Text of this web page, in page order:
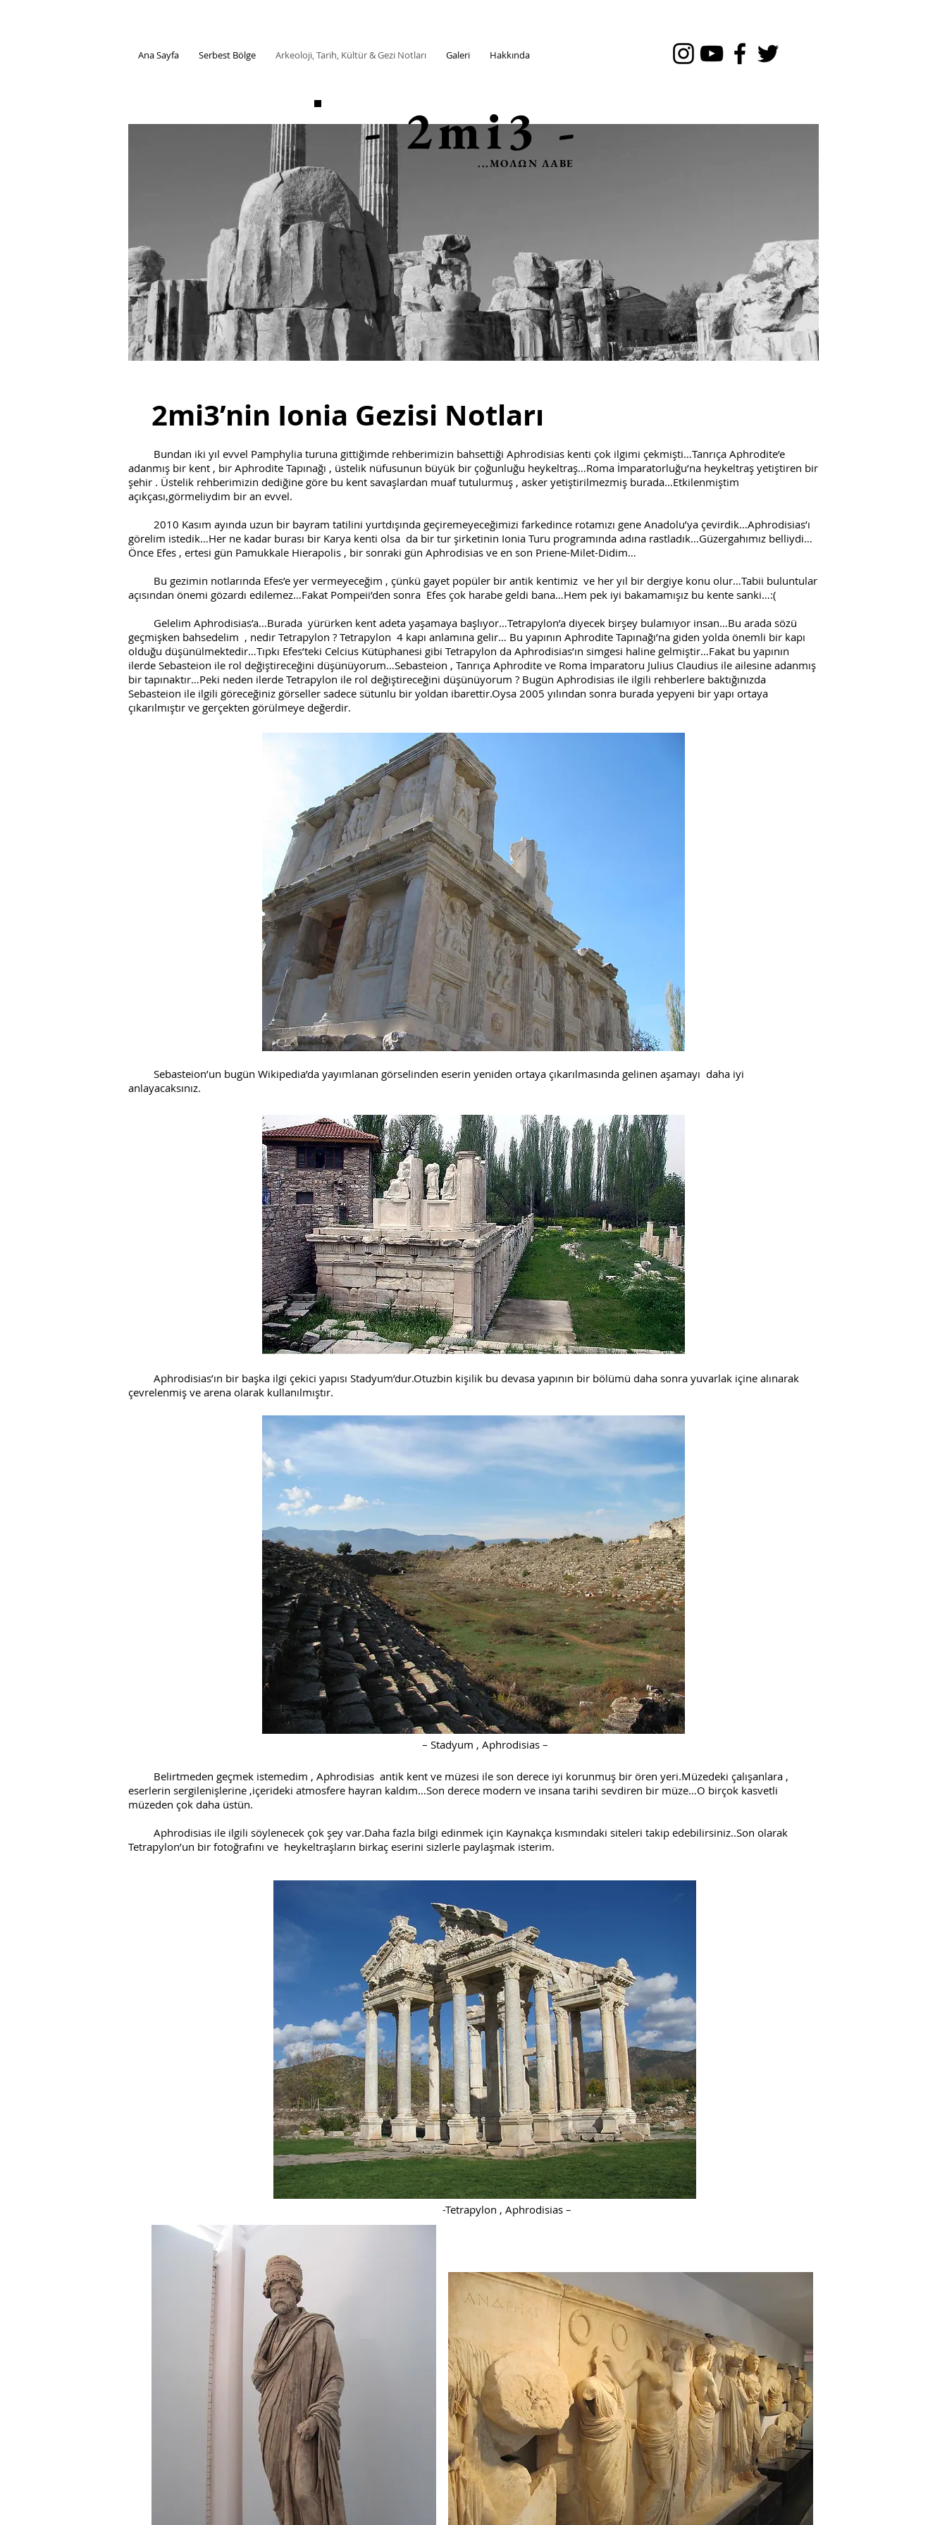
Ana Sayfa Serbest Bölge Arkeoloji, Tarih, Kültür & Gezi Notları Galeri Hakkında
- 2mi3 -
...ΜOΛΩΝ ΛΑΒΕ
2mi3’nin Ionia Gezisi Notları
Bundan iki yıl evvel Pamphylia turuna gittiğimde rehberimizin bahsettiği Aphrodisias kenti çok ilgimi çekmişti…Tanrıça Aphrodite’e
adanmış bir kent , bir Aphrodite Tapınağı , üstelik nüfusunun büyük bir çoğunluğu heykeltraş…Roma İmparatorluğu’na heykeltraş yetiştiren bir
şehir . Üstelik rehberimizin dediğine göre bu kent savaşlardan muaf tutulurmuş , asker yetiştirilmezmiş burada…Etkilenmiştim
açıkçası,görmeliydim bir an evvel.
2010 Kasım ayında uzun bir bayram tatilini yurtdışında geçiremeyeceğimizi farkedince rotamızı gene Anadolu’ya çevirdik…Aphrodisias’ı
görelim istedik…Her ne kadar burası bir Karya kenti olsa da bir tur şirketinin Ionia Turu programında adına rastladık…Güzergahımız belliydi…
Önce Efes , ertesi gün Pamukkale Hierapolis , bir sonraki gün Aphrodisias ve en son Priene-Milet-Didim…
Bu gezimin notlarında Efes’e yer vermeyeceğim , çünkü gayet popüler bir antik kentimiz ve her yıl bir dergiye konu olur…Tabii buluntular
açısından önemi gözardı edilemez…Fakat Pompeii’den sonra Efes çok harabe geldi bana…Hem pek iyi bakamamışız bu kente sanki…:(
Gelelim Aphrodisias’a…Burada yürürken kent adeta yaşamaya başlıyor…Tetrapylon’a diyecek birşey bulamıyor insan…Bu arada sözü
geçmişken bahsedelim , nedir Tetrapylon ? Tetrapylon 4 kapı anlamına gelir… Bu yapının Aphrodite Tapınağı’na giden yolda önemli bir kapı
olduğu düşünülmektedir…Tıpkı Efes’teki Celcius Kütüphanesi gibi Tetrapylon da Aphrodisias’ın simgesi haline gelmiştir…Fakat bu yapının
ilerde Sebasteion ile rol değiştireceğini düşünüyorum…Sebasteion , Tanrıça Aphrodite ve Roma İmparatoru Julius Claudius ile ailesine adanmış
bir tapınaktır…Peki neden ilerde Tetrapylon ile rol değiştireceğini düşünüyorum ? Bugün Aphrodisias ile ilgili rehberlere baktığınızda
Sebasteion ile ilgili göreceğiniz görseller sadece sütunlu bir yoldan ibarettir.Oysa 2005 yılından sonra burada yepyeni bir yapı ortaya
çıkarılmıştır ve gerçekten görülmeye değerdir.
Sebasteion’un bugün Wikipedia’da yayımlanan görselinden eserin yeniden ortaya çıkarılmasında gelinen aşamayı daha iyi
anlayacaksınız.
Aphrodisias’ın bir başka ilgi çekici yapısı Stadyum’dur.Otuzbin kişilik bu devasa yapının bir bölümü daha sonra yuvarlak içine alınarak
çevrelenmiş ve arena olarak kullanılmıştır.
– Stadyum , Aphrodisias –
Belirtmeden geçmek istemedim , Aphrodisias antik kent ve müzesi ile son derece iyi korunmuş bir ören yeri.Müzedeki çalışanlara ,
eserlerin sergilenişlerine ,içerideki atmosfere hayran kaldım…Son derece modern ve insana tarihi sevdiren bir müze…O birçok kasvetli
müzeden çok daha üstün.
Aphrodisias ile ilgili söylenecek çok şey var.Daha fazla bilgi edinmek için Kaynakça kısmındaki siteleri takip edebilirsiniz..Son olarak
Tetrapylon’un bir fotoğrafını ve heykeltraşların birkaç eserini sizlerle paylaşmak isterim.
-Tetrapylon , Aphrodisias –